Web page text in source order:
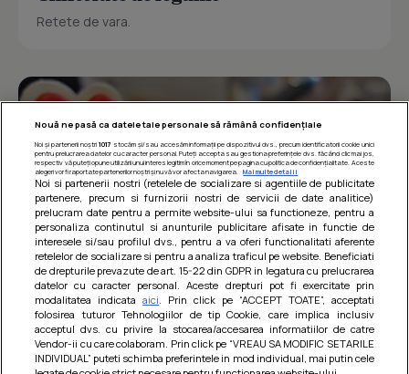
Retete de vara.
Barcute din vinete cu arpagic rosu
Un deliciu usor de preparat!
Nouă ne pasă ca datele tale personale să rămână confidențiale
Noi și partenerii noștri 1017 stocăm și/sau accesăm informații pe dispozitivul dvs., precum identificatorii cookie unici
pentru prelucrarea datelor cu caracter personal. Puteți accepta sau gestiona preferințele dvs. făcând clic mai jos,
respectiv vă puteți opune utilizării unui interes legitim în orice moment pe pagina cu politica de confidențialitate. Aceste
alegeri vor fi raportate partenerilor noștri și nu vă vor afecta navigarea.
Mai multe detalii
Noi si partenerii nostri (retelele de socializare si agentiile de publicitate
partenere, precum si furnizorii nostri de servicii de date analitice)
prelucram date pentru a permite website-ului sa functioneze, pentru a
personaliza continutul si anunturile publicitare afisate in functie de
interesele si/sau profilul dvs., pentru a va oferi functionalitati aferente
retelelor de socializare si pentru a analiza traficul pe website. Beneficiati
de drepturile prevazute de art. 15-22 din GDPR in legatura cu prelucrarea
datelor cu caracter personal. Aceste drepturi pot fi exercitate prin
modalitatea indicataaici . Prin click pe “ACCEPT TOATE”, acceptati
folosirea tuturor Tehnologiilor de tip Cookie, care implica inclusiv
acceptul dvs. cu privire la stocarea/accesarea informatiilor de catre
Vendor-ii cu care colaboram. Prin click pe “VREAU SA MODIFIC SETARILE
INDIVIDUAL” puteti schimba preferintele in mod individual, mai putin cele